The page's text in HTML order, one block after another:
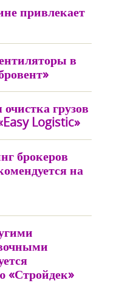
привлекает
в
грузов
Logistic»
брокеров
на
«Стройдек»